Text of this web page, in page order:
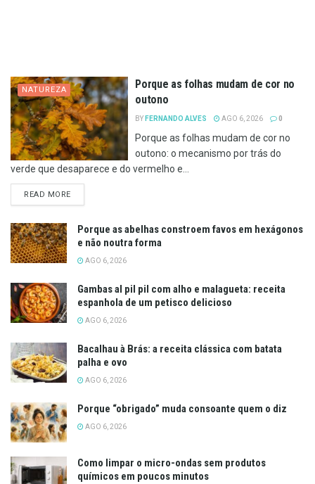
NATUREZA
Porque as folhas mudam de cor no
outono
BY FERNANDO ALVES AGO 6, 2026 0
Porque as folhas mudam de cor no
outono: o mecanismo por trás do
verde que desaparece e do vermelho e...
READ MOREDETAILS
Porque as abelhas constroem favos em hexágonos
e não noutra forma
AGO 6, 2026
Gambas al pil pil com alho e malagueta: receita
espanhola de um petisco delicioso
AGO 6, 2026
Bacalhau à Brás: a receita clássica com batata
palha e ovo
AGO 6, 2026
Porque “obrigado” muda consoante quem o diz
AGO 6, 2026
Como limpar o micro-ondas sem produtos
químicos em poucos minutos